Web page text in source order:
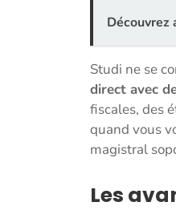
Découvrez
Studi ne se
direct avec
fiscales, des
quand vous
magistral
Les